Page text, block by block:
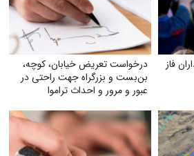
فاز
درخواست تعریض خیابان، کوچه،
بن‌بست و بزرگراه جهت راحتی در
عبور و مرور و احداث تراموا